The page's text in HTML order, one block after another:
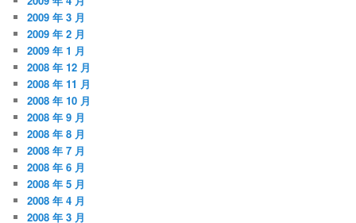
2009 年 3 月
2009 年 2 月
2009 年 1 月
2008 年 12 月
2008 年 11 月
2008 年 10 月
2008 年 9 月
2008 年 8 月
2008 年 7 月
2008 年 6 月
2008 年 5 月
2008 年 4 月
2008 年 3 月